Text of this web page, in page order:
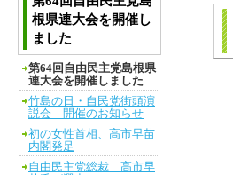
根県連大会を開催し
ました
第64回自由民主党島根県
連大会を開催しました
竹島の日・自民党街頭演
説会 開催のお知らせ
初の女性首相、高市早苗
内閣発足
自由民主党総裁 高市早